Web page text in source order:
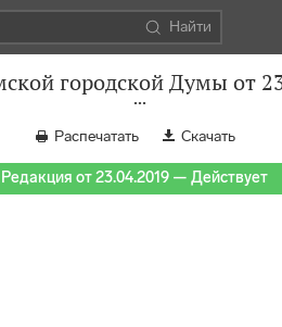
Найти
городской Думы от
Распечатать Скачать
Редакция от 23.04.2019 — Действует